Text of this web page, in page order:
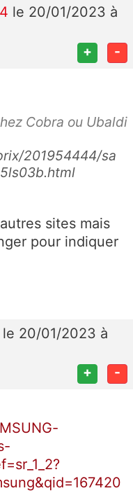
le 20/01/2023 à
+ -
Cobra ou Ubaldi
201954444/sa
sites mais
pour indiquer
le 20/01/2023 à
+ -